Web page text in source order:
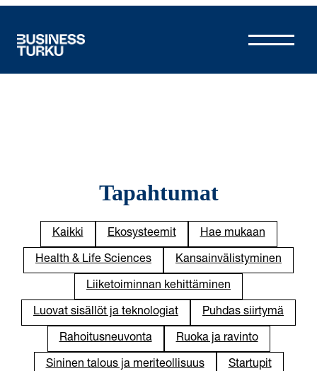
Tapahtumat
Kaikki Ekosysteemit Hae mukaan
Health & Life Sciences Kansainvälistyminen
Liiketoiminnan kehittäminen
Luovat sisällöt ja teknologiat Puhdas siirtymä
Rahoitusneuvonta Ruoka ja ravinto
Sininen talous ja meriteollisuus Startupit